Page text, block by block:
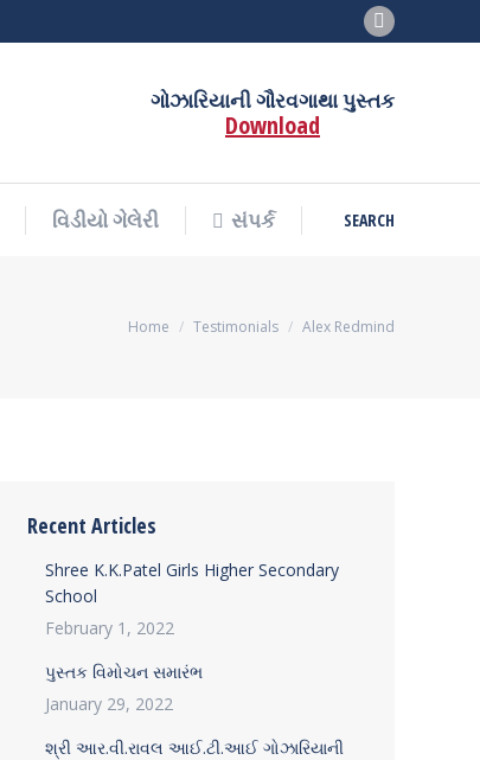
Facebook
opens
window
ગોઝારિયાની ગૌરવગાથા પુસ્તક
Download
વિડીયો ગેલેરી સંપર્ક Search:
SEARCH
You are here:
Home Testimonials Alex Redmind
Recent Articles
Shree K.K.Patel Girls Higher Secondary
School
February 1, 2022
પુસ્તક વિમોચન સમારંભ
January 29, 2022
શ્રી આર.વી.રાવલ આઈ.ટી.આઈ ગોઝારિયાની
વિડીયો ગેલેરી સંપર્ક Search:
SEARCH